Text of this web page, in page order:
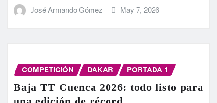
José Armando Gómez May 7, 2026
COMPETICIÓN DAKAR PORTADA 1
Baja TT Cuenca 2026: todo listo para